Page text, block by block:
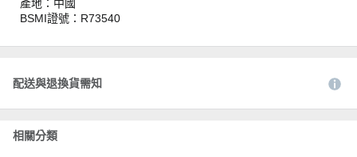
產地：中國
BSMI證號：R73540
配送與退換貨需知
相關分類